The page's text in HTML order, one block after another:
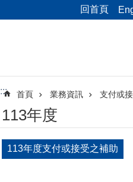
回首頁
::: 首頁 業務資訊 支付或
113年度
113年度支付或接受之補助